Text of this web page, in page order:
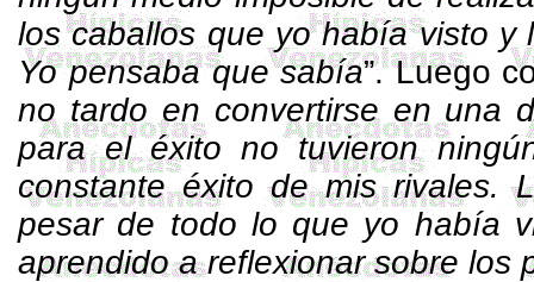
los caballos que yo había visto y
Yo pensaba que sabía”. Luego
no tardo en convertirse en una
para el éxito no tuvieron
constante éxito de mis rivales.
pesar de todo lo que yo había
aprendido a reflexionar sobre los